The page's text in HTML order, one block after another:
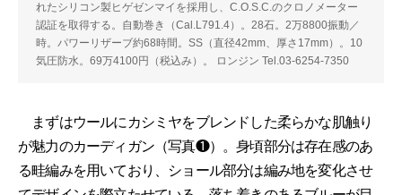
れたシリコン製ヒゲゼンマイを採用し、C.O.S.C.のクロノメーター
認証を取得する。自動巻き（Cal.L791.4）。28石。2万8800振動／
時。パワーリザーブ約68時間。SS（直径42mm、厚さ17mm）。10
気圧防水。69万4100円（税込み）。 ロンジン Tel.03-6254-7350
まずはウールにカシミヤをブレンドした柔らかな肌触り
が魅力のカーディガン（写真❶）。身頃部分は存在感のあ
る畦編みを用いており、ショール部分は編み地を変化させ